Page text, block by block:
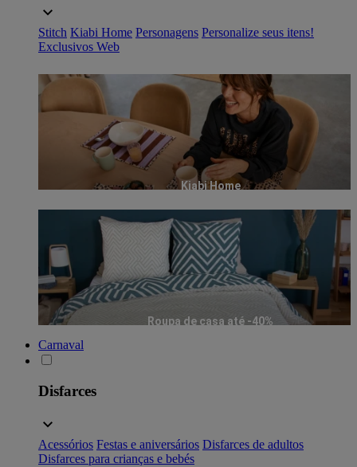
Stitch Kiabi Home Personagens Personalize seus itens!
Exclusivos Web
Kiabi Home
Roupa de casa até -40%
Carnaval
Disfarces
Acessórios Festas e aniversários Disfarces de adultos
Disfarces para crianças e bebés